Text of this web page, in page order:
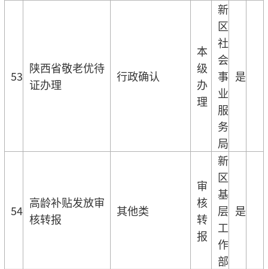
53
陕西省敬老优待
证办理
行政确认
本
级
办
理
新
区
社
会
事
业
服
务
局
是
54
高龄补贴发放审
核转报
其他类
审
核
转
报
新
区
基
层
工
作
部
是